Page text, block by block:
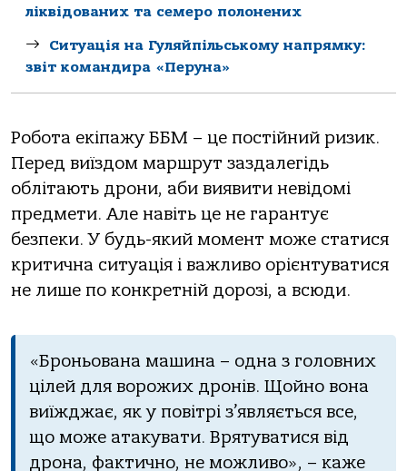
ліквідованих та семеро полонених
Ситуація на Гуляйпільському напрямку:
звіт командира «Перуна»
Робота екіпажу ББМ – це постійний ризик.
Перед виїздом маршрут заздалегідь
облітають дрони, аби виявити невідомі
предмети. Але навіть це не гарантує
безпеки. У будь-який момент може статися
критична ситуація і важливо орієнтуватися
не лише по конкретній дорозі, а всюди.
«Броньована машина – одна з головних
цілей для ворожих дронів. Щойно вона
виїжджає, як у повітрі з’являється все,
що може атакувати. Врятуватися від
дрона, фактично, не можливо», – каже